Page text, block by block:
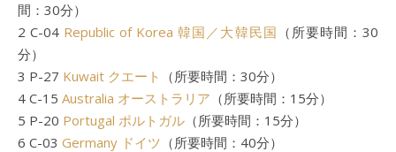
間：30分）
2 C-04 Republic of Korea 韓国／大韓民国 （所要時間：30
分）
3 P-27 Kuwait クエート （所要時間：30分）
4 C-15 Australia オーストラリア （所要時間：15分）
5 P-20 Portugal ポルトガル （所要時間：15分）
6 C-03 Germany ドイツ （所要時間：40分）